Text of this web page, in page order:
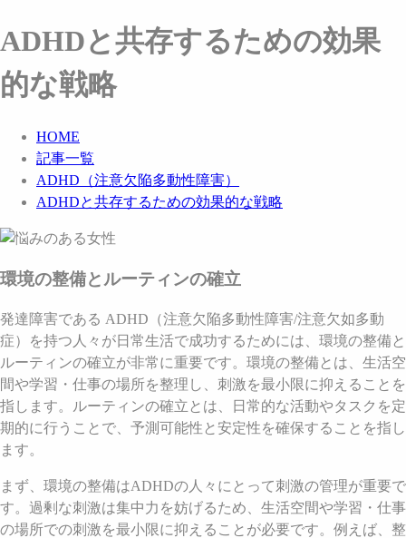
ADHDと共存するための効果
的な戦略
HOME
記事一覧
ADHD（注意欠陥多動性障害）
ADHDと共存するための効果的な戦略
環境の整備とルーティンの確立
発達障害である ADHD（注意欠陥多動性障害/注意欠如多動
症）を持つ人々が日常生活で成功するためには、環境の整備と
ルーティンの確立が非常に重要です。環境の整備とは、生活空
間や学習・仕事の場所を整理し、刺激を最小限に抑えることを
指します。ルーティンの確立とは、日常的な活動やタスクを定
期的に行うことで、予測可能性と安定性を確保することを指し
ます。
まず、環境の整備はADHDの人々にとって刺激の管理が重要で
す。過剰な刺激は集中力を妨げるため、生活空間や学習・仕事
の場所での刺激を最小限に抑えることが必要です。例えば、整